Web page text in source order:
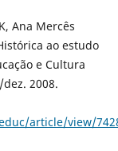
Ana Mercês
ao estudo
e Cultura
2008.
article/view/